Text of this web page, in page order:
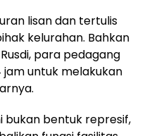
lisan dan tertulis
kelurahan. Bahkan
para pedagang
jam untuk melakukan
bukan bentuk represif,